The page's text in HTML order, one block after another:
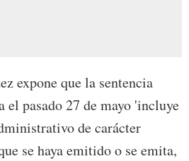
expone que la sentencia
pasado 27 de mayo 'incluye
de carácter
se haya emitido o se emita,